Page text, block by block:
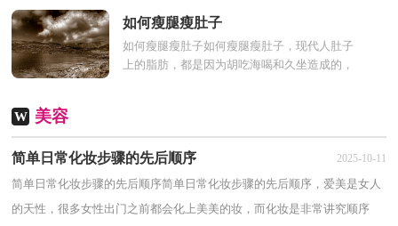
如何瘦腿瘦肚子
如何瘦腿瘦肚子如何瘦腿瘦肚子，现代人肚子
上的脂肪，都是因为胡吃海喝和久坐造成的，
W 美容
简单日常化妆步骤的先后顺序 2025-10-11
简单日常化妆步骤的先后顺序简单日常化妆步骤的先后顺序，爱美是女人
的天性，很多女性出门之前都会化上美美的妆，而化妆是非常讲究顺序